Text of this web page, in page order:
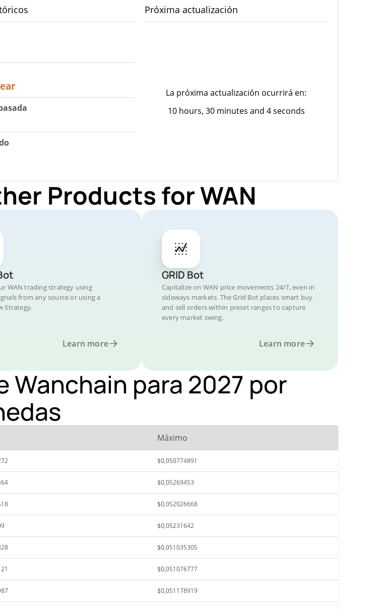
Próxima actualización
La próxima actualización ocurrirá en:
10 hours, 30 minutes and 4 seconds
Products for WAN
WAN trading strategy using
from any source or using a
Strategy.
Learn more
GRID Bot
Capitalize on WAN price movements 24/7, even in
sideways markets. The Grid Bot places smart buy
and sell orders within preset ranges to capture
every market swing.
Learn more
Wanchain para 2027 por
Máximo
$0,050774891
$0,05269453
$0,052026668
$0,05231642
$0,051035305
$0,051076777
$0,051178919